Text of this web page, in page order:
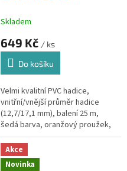
Skladem
649 Kč / ks
Do košíku
Velmi kvalitní PVC hadice,
vnitřní/vnější průměr hadice
(12,7/17,1 mm), balení 25 m,
šedá barva, oranžový proužek,
černá duše, neprůhledná.
Akce
Novinka